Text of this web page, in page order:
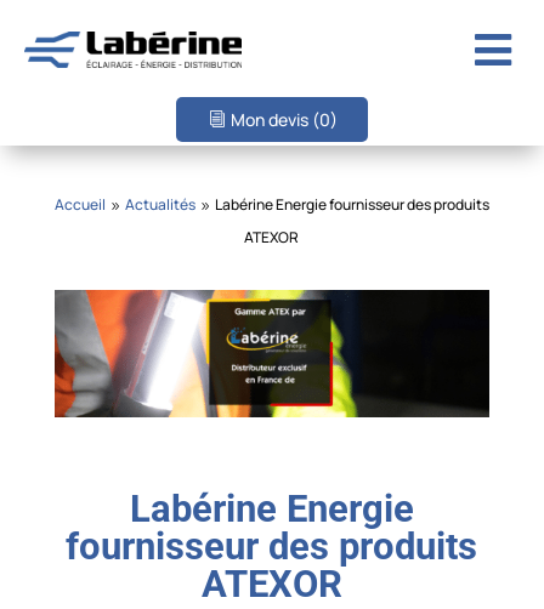

Mon devis (0)
Accueil 9 Actualités 9 Labérine Energie fournisseur des produits
ATEXOR
Labérine Energie
fournisseur des produits
ATEXOR